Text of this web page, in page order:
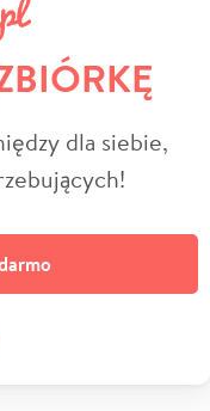
dla siebie,